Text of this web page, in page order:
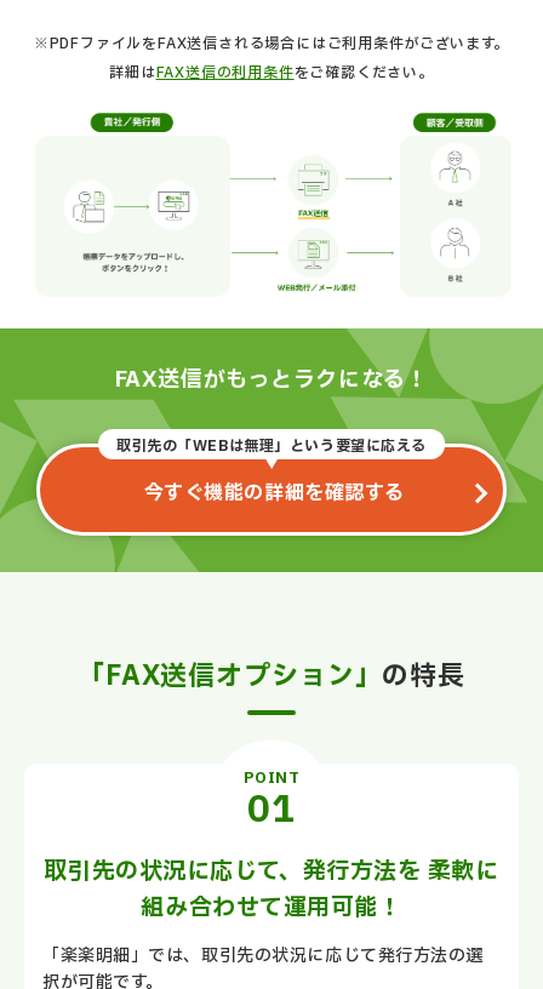
※PDFファイルをFAX送信される場合にはご利用条件がございます。
詳細はFAX送信の利用条件をご確認ください。
FAX送信がもっとラクになる！
取引先の「WEBは無理」という要望に応える
今すぐ機能の詳細を確認する
「FAX送信オプション」 の特長
POINT
取引先の状況に応じて、発行方法を 柔軟に
組み合わせて運用可能！
「楽楽明細」では、取引先の状況に応じて発行方法の選
択が可能です。